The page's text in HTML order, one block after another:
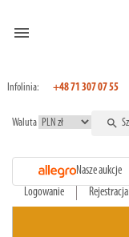
menu
Infolinia: +48 71 307 07 55
Waluta search
Nasze aukcje
Logowanie Rejestracja